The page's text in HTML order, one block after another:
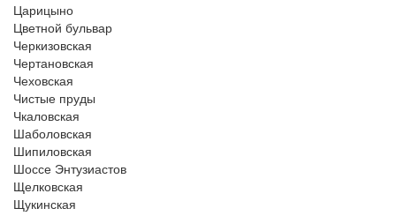
Царицыно
Цветной бульвар
Черкизовская
Чертановская
Чеховская
Чистые пруды
Чкаловская
Шаболовская
Шипиловская
Шоссе Энтузиастов
Щелковская
Щукинская